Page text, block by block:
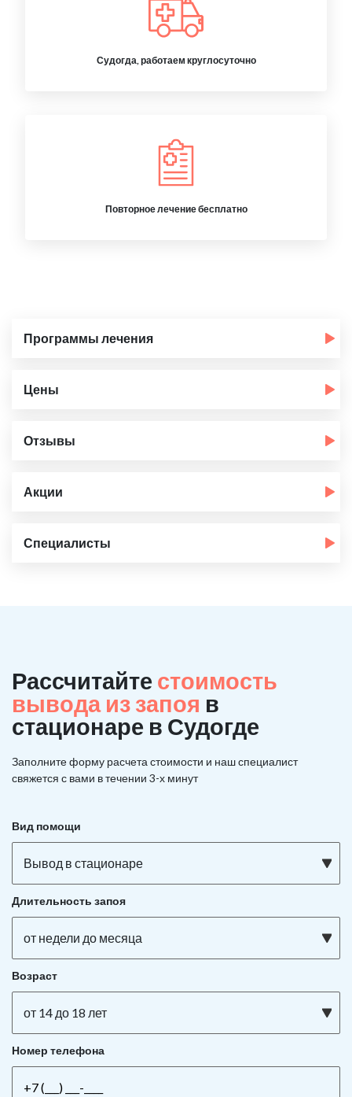
Судогда, работаем круглосуточно
Повторное лечение бесплатно
Программы лечения
Цены
Отзывы
Акции
Специалисты
Рассчитайте стоимость
вывода из запоя в
стационаре в Судогде
Заполните форму расчета стоимости и нашспециалист
свяжется с вами в течении 3-х минут
Вид помощи
Вывод в стационаре
Длительность запоя
от недели до месяца
Возраст
от 14 до 18 лет
Номер телефона